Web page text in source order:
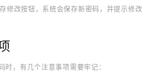
修改按钮，系统会保存新密码，并提示修改
时，有几个注意事项需要牢记：